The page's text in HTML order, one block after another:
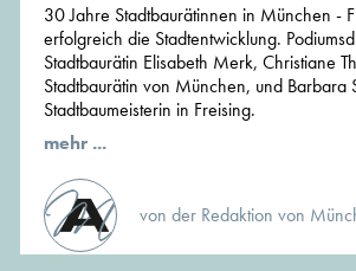
30 Jahre Stadtbaurätinnen in München -
erfolgreich die Stadtentwicklung.
Stadtbaurätin Elisabeth Merk, Christiane
Stadtbaurätin von München, und Barbara
Stadtbaumeisterin in Freising.
mehr ...
von der Redaktion von